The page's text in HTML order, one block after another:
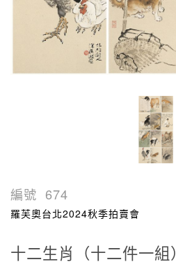
編號 674
羅芙奧台北2024秋季拍賣會
十二生肖（十二件一組）